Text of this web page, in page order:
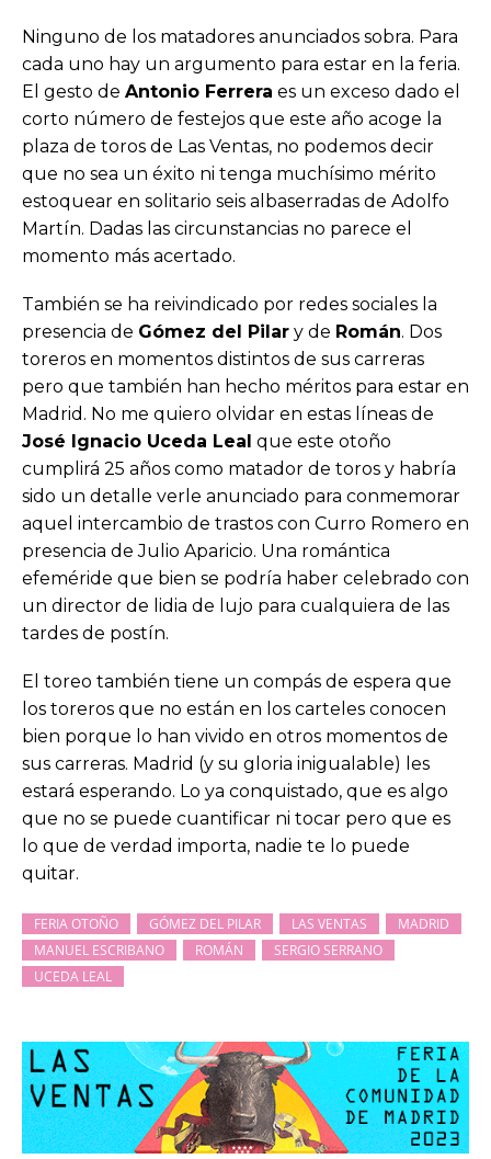
Ninguno de los matadores anunciados sobra. Para
cada uno hay un argumento para estar en la feria.
El gesto de Antonio Ferrera es un exceso dado el
corto número de festejos que este año acoge la
plaza de toros de Las Ventas, no podemos decir
que no sea un éxito ni tenga muchísimo mérito
estoquear en solitario seis albaserradas de Adolfo
Martín. Dadas las circunstancias no parece el
momento más acertado.
También se ha reivindicado por redes sociales la
presencia de Gómez del Pilar y de Román. Dos
toreros en momentos distintos de sus carreras
pero que también han hecho méritos para estar en
Madrid. No me quiero olvidar en estas líneas de
José Ignacio Uceda Leal que este otoño
cumplirá 25 años como matador de toros y habría
sido un detalle verle anunciado para conmemorar
aquel intercambio de trastos con Curro Romero en
presencia de Julio Aparicio. Una romántica
efeméride que bien se podría haber celebrado con
un director de lidia de lujo para cualquiera de las
tardes de postín.
El toreo también tiene un compás de espera que
los toreros que no están en los carteles conocen
bien porque lo han vivido en otros momentos de
sus carreras. Madrid (y su gloria inigualable) les
estará esperando. Lo ya conquistado, que es algo
que no se puede cuantificar ni tocar pero que es
lo que de verdad importa, nadie te lo puede
quitar.
FERIA OTOÑO GÓMEZ DEL PILAR LAS VENTAS
MADRID
MANUEL ESCRIBANO
ROMÁN
SERGIO SERRANO
UCEDA LEAL